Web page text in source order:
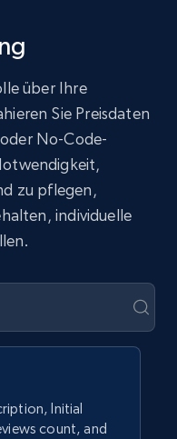
über Ihre
Sie Preisdaten
No-Code-
zu pflegen,
individuelle
Initial
count, and